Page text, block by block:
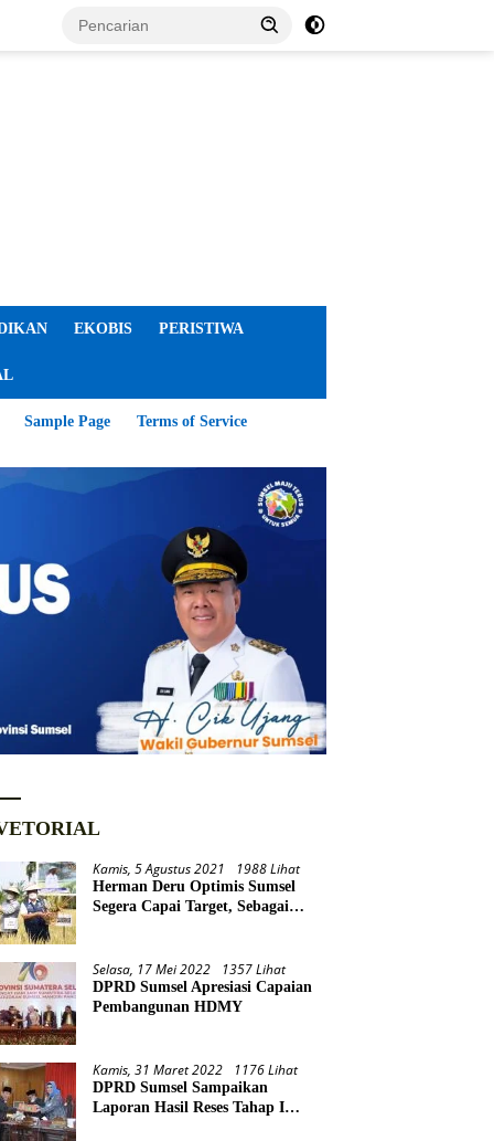
EKOBIS PERISTIWA
Sample Page Terms of Service
Kamis, 5 Agustus 2021 1988 Lihat
Herman Deru Optimis Sumsel
Segera Capai Target, Sebagai
Selasa, 17 Mei 2022 1357 Lihat
DPRD Sumsel Apresiasi Capaian
Pembangunan HDMY
Kamis, 31 Maret 2022 1176 Lihat
DPRD Sumsel Sampaikan
Laporan Hasil Reses Tahap I